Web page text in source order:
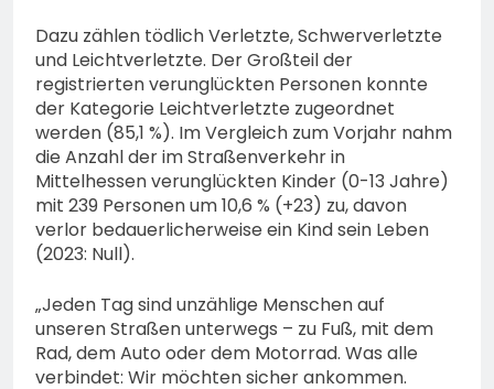
Dazu zählen tödlich Verletzte, Schwerverletzte
und Leichtverletzte. Der Großteil der
registrierten verunglückten Personen konnte
der Kategorie Leichtverletzte zugeordnet
werden (85,1 %). Im Vergleich zum Vorjahr nahm
die Anzahl der im Straßenverkehr in
Mittelhessen verunglückten Kinder (0-13 Jahre)
mit 239 Personen um 10,6 % (+23) zu, davon
verlor bedauerlicherweise ein Kind sein Leben
(2023: Null).
„Jeden Tag sind unzählige Menschen auf
unseren Straßen unterwegs – zu Fuß, mit dem
Rad, dem Auto oder dem Motorrad. Was alle
verbindet: Wir möchten sicher ankommen.